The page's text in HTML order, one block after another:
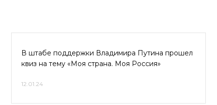
В штабе поддержки Владимира Путина прошел
квиз на тему «Моя страна. Моя Россия»
12.01.24